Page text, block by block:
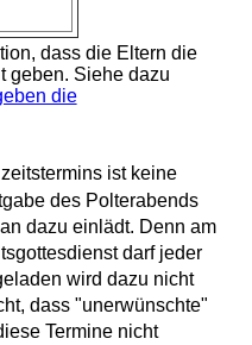
dass die Eltern die
geben. Siehe dazu
die
ist keine
des Polterabends
dazu einlädt. Denn am
darf jeder
wird dazu nicht
dass "unerwünschte"
Termine nicht